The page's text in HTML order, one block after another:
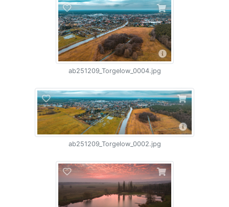
ab251209_Torgelow_0004.jpg
ab251209_Torgelow_0002.jpg